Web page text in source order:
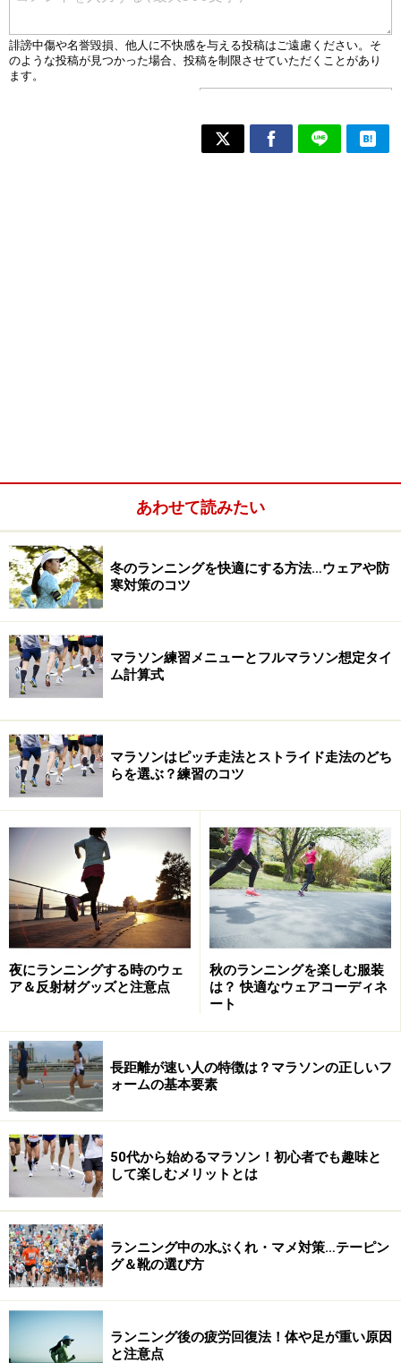
あわせて読みたい
冬のランニングを快適にする方法…ウェアや防
寒対策のコツ
マラソン練習メニューとフルマラソン想定タイ
ム計算式
マラソンはピッチ走法とストライド走法のどち
らを選ぶ？練習のコツ
夜にランニングする時のウェ
ア＆反射材グッズと注意点
秋のランニングを楽しむ服装
は？ 快適なウェアコーディネ
ート
長距離が速い人の特徴は？マラソンの正しいフ
ォームの基本要素
50代から始めるマラソン！初心者でも趣味と
して楽しむメリットとは
ランニング中の水ぶくれ・マメ対策…テーピン
グ＆靴の選び方
ランニング後の疲労回復法！体や足が重い原因
と注意点